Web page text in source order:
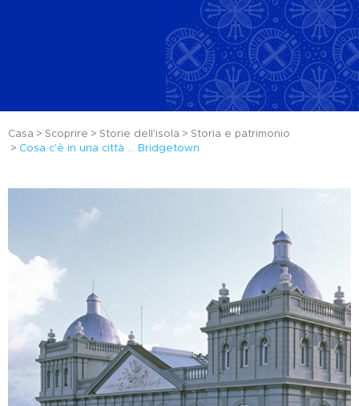
Casa Scoprire Storie dell'isola
Storia e patrimonio
Cosa c'è in una città ... Bridgetown